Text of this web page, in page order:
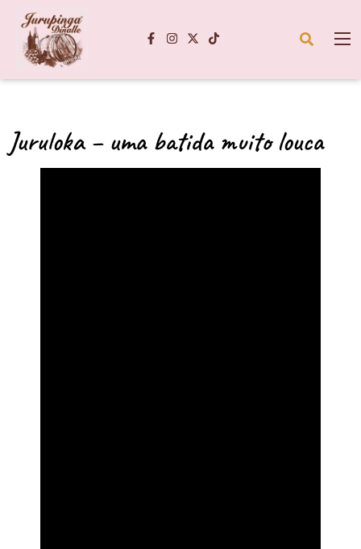
Juruloka – uma batida muito louca